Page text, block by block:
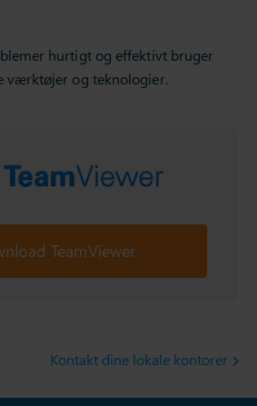
hurtigt og effektivt bruger
værktøjer og teknologier.
TeamViewer
Kontakt dine lokale kontorer